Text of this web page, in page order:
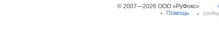
© 2007—2026 ООО «РуФокс»
Помощь